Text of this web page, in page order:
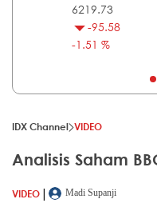
6219.73
-95.58
-1.51 %
IDX Channel VIDEO
Analisis Saham
VIDEO |
Madi Supanji